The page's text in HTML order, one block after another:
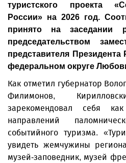
туристского проекта
России» на 2026 год.
принято на заседании
председательством
представителя
федеральном округе
Как отметил губернатор
Филимонов,
зарекомендовал себя
направлений
событийного туризма.
увидеть жемчужины
музей-заповедник, музей